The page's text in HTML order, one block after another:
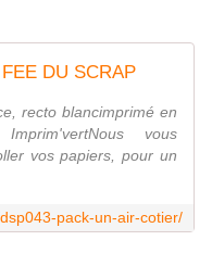
DU SCRAP
recto blancimprimé en
vous
vos papiers, pour un
pack-un-air-cotier/